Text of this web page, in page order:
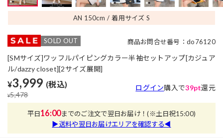
AN 150cm 着用サイズ S
SOLD OUT 商品お問合せ番号：do76120
[SMサイズ]ワッフルパイピングカラー半袖セットアップ[カジュア
ル/dazzy closet][2サイズ展開]
¥3,999 (税込)
¥5,478
ログイン購入で39pt還元
平日16:00までのご注文で翌日お届け！(※土日祝15:00)
▶送料や翌日お届けエリアを確認する◀